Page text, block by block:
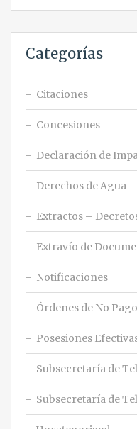
Categorías
Citaciones
Concesiones
Declaración de
Derechos de Agua
Extractos –
Extravío de
Notificaciones
Órdenes de No Pago
Posesiones
Subsecretaría de
Subsecretaría de